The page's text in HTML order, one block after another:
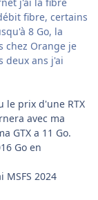
fibre, certains
8 Go, la
chez Orange je
deux ans j'ai
le prix d'une RTX
avec ma
GTX a 11 Go.
Go en
2024